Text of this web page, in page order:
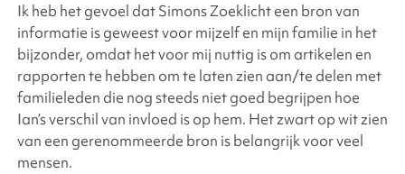
Ik heb het gevoel dat Simons Zoeklicht een bron van
informatie is geweest voor mijzelf en mijn familie in het
bijzonder, omdat het voor mij nuttig is om artikelen en
rapporten te hebben om te laten zien aan/te delen met
familieleden die nog steeds niet goed begrijpen hoe
Ian’s verschil van invloed is op hem. Het zwart op wit zien
van een gerenommeerde bron is belangrijk voor veel
mensen.